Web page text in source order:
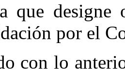
que
por el
con lo